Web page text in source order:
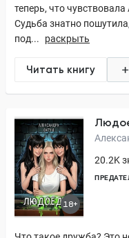
теперь, что
Судьба знатно
под...
раскрыть
Читать книгу
18+
20.2K